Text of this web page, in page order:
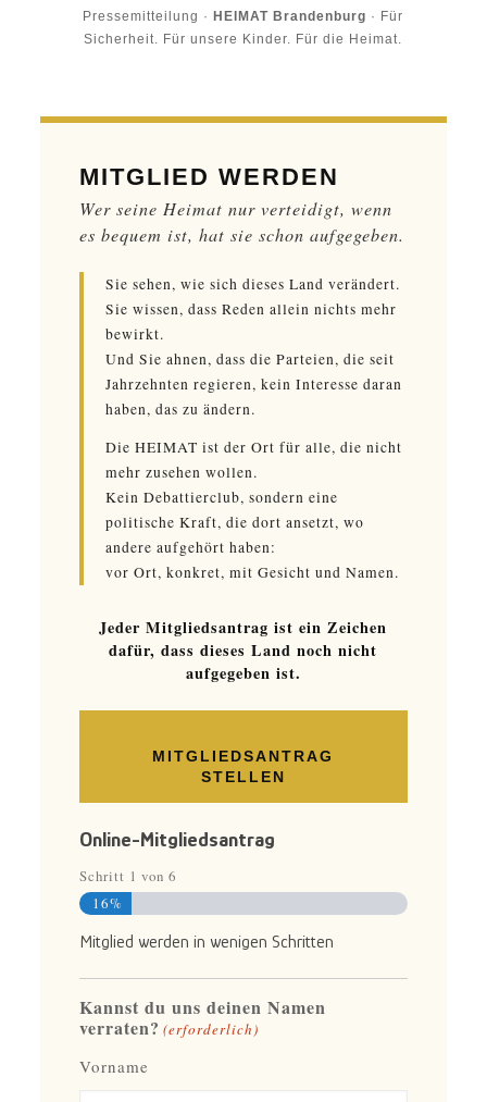
Pressemitteilung ·HEIMAT Brandenburg · Für
Sicherheit. Für unsere Kinder. Für die Heimat.
MITGLIED WERDEN
Wer seine Heimat nur verteidigt, wenn
es bequem ist, hat sie schon aufgegeben.
Sie sehen, wie sich dieses Land verändert.
Sie wissen, dass Reden allein nichts mehr
bewirkt.
Und Sie ahnen, dass die Parteien, die seit
Jahrzehnten regieren, kein Interesse daran
haben, das zu ändern.
Die HEIMAT ist der Ort für alle, die nicht
mehr zusehen wollen.
Kein Debattierclub, sondern eine
politische Kraft, die dort ansetzt, wo
andere aufgehört haben:
vor Ort, konkret, mit Gesicht und Namen.
Jeder Mitgliedsantrag ist ein Zeichen
dafür, dass dieses Land noch nicht
aufgegeben ist.
MITGLIEDSANTRAG
STELLEN
Online-Mitgliedsantrag
Schritt 1 von 6
16%
Mitglied werden in wenigen Schritten
Kannst du uns deinen Namen
verraten? (erforderlich)
Vorname